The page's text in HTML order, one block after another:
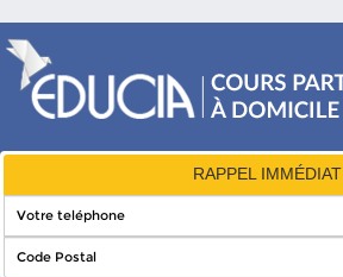
RAPPEL IMMÉDIAT